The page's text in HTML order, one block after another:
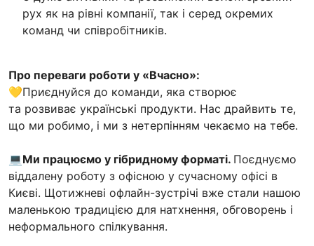
рух як на рівні компанії, так і серед окремих
команд чи співробітників.
Про переваги роботи у «Вчасно»:
💛Приєднуйся до команди, яка створює
та розвиває українські продукти. Нас драйвить те,
що ми робимо, і ми з нетерпінням чекаємо на тебе.
💻Ми працюємо у гібридному форматі. Поєднуємо
віддалену роботу з офісною у сучасному офісі в
Києві. Щотижневі офлайн-зустрічі вже стали нашою
маленькою традицією для натхнення, обговорень і
неформального спілкування.